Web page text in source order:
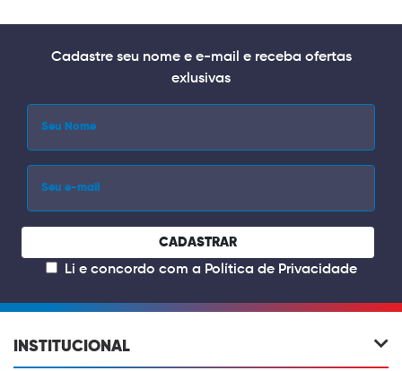
Cadastre seu nome e e-mail e receba ofertas
exlusivas
CADASTRAR
Li e concordo com a Política de Privacidade
INSTITUCIONAL